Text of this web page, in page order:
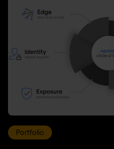
Portfolio